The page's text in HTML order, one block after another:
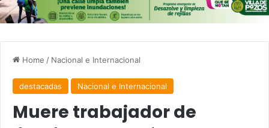
Home / Nacional e Internacional
destacadas Nacional e Internacional
Muere trabajador de